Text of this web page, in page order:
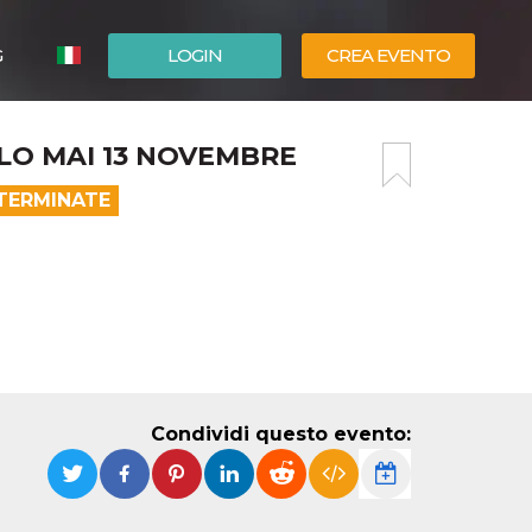
LOGIN CREA EVENTO
ENGLISH
MAI 13 NOVEMBRE
Condividi questo evento: